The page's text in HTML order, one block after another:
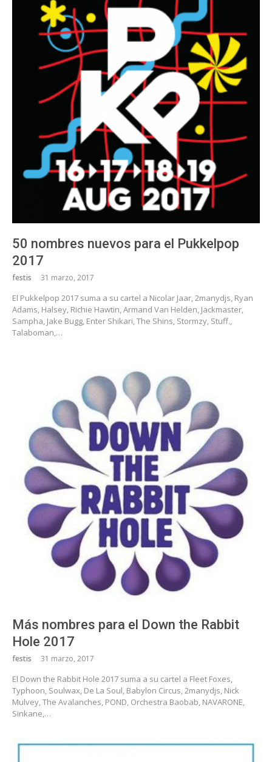
50 nombres nuevos para el Pukkelpop
2017
festis 31 marzo, 2017
El Pukkelpop 2017 suma a su cartel a Nicolar Jaar, 2manydjs, Ryan
Adams, Halsey, Richie Hawtin, Armand Van Helden, Jackmaster,
Sampha, Jake Bugg, Enter Shikari, The Shins, Stormzy, Stuff.,
Talaboman,…
Más nombres para el Down the Rabbit
Hole 2017
festis 31 marzo, 2017
El Down the Rabbit Hole 2017 suma a su cartel a Fleet Foxes,
Typhoon, Soulwax, De La Soul, Babylon Circus, 2manydjs, Nick
Mulvey, The Avalanches, POND, Orchestra Baobab, NAVARONE,
Sinkane,…